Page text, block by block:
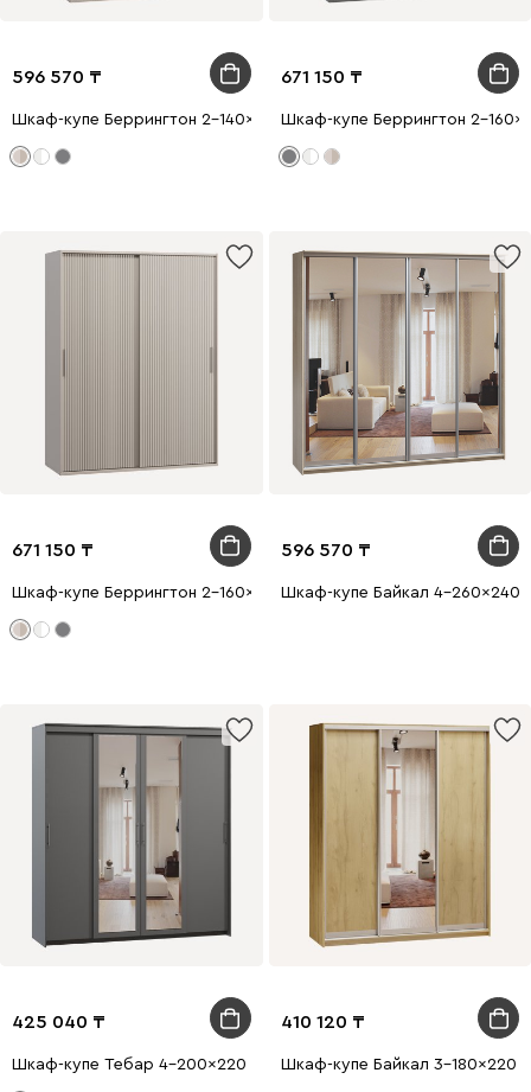
596 570
Шкаф-купе Беррингтон 2-140x210 Латте
671 150
Шкаф-купе Беррингтон 2-
671 150
Шкаф-купе Беррингтон 2-160x210 Латте
596 570
Шкаф-купе Байкал 4-260x240
425 040
Шкаф-купе Тебар 4-200x220 Графитовый 2 зеркала
410 120
Шкаф-купе Байкал 3-180x220